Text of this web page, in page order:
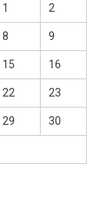
1 2
8 9
15 16
22 23
29 30